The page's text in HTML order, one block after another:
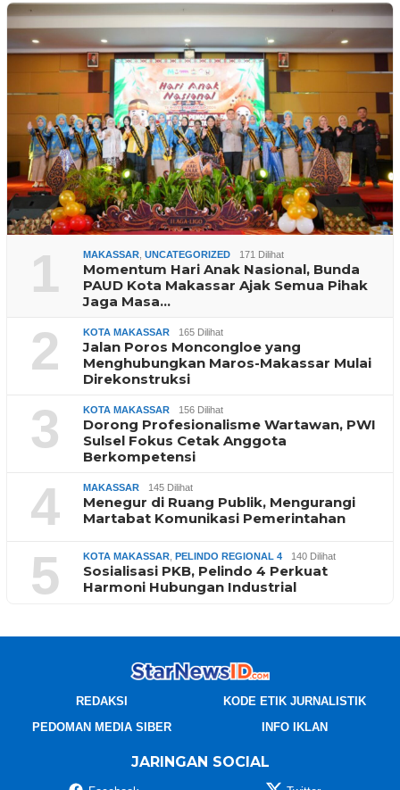
1 MAKASSAR UNCATEGORIZED 171 Dilihat
Momentum Hari Anak Nasional, Bunda
PAUD Kota Makassar Ajak Semua Pihak
Jaga Masa…
2 KOTA MAKASSAR 165 Dilihat
Jalan Poros Moncongloe yang
Menghubungkan Maros-Makassar Mulai
Direkonstruksi
3 KOTA MAKASSAR 156 Dilihat
Dorong Profesionalisme Wartawan, PWI
Sulsel Fokus Cetak Anggota
Berkompetensi
4 MAKASSAR 145 Dilihat
Menegur di Ruang Publik, Mengurangi
Martabat Komunikasi Pemerintahan
5 KOTA MAKASSAR PELINDO REGIONAL 4 140 Dilihat
Sosialisasi PKB, Pelindo 4 Perkuat
Harmoni Hubungan Industrial
REDAKSI
KODE ETIK JURNALISTIK
PEDOMAN MEDIA SIBER
INFO IKLAN
JARINGAN SOCIAL